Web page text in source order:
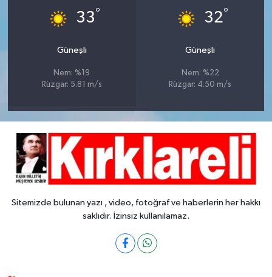
33°
Güneşli
Nem: %19
Rüzgar: 5.81 m/s
32°
Güneşli
Nem: %22
Rüzgar: 4.50 m/s
Sitemizde bulunan yazı , video, fotoğraf ve haberlerin her hakkı
saklıdır. İzinsiz kullanılamaz.